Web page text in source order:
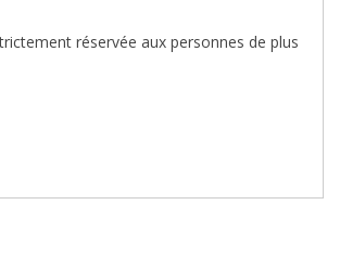
réservée aux personnes de plus